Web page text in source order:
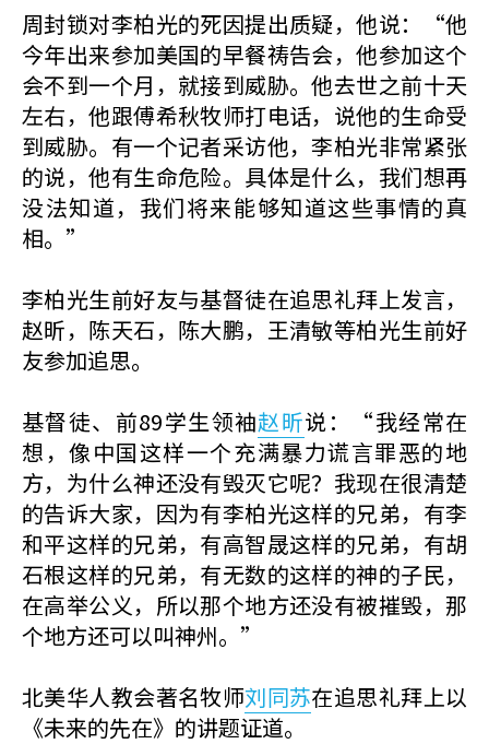
周封锁对李柏光的死因提出质疑，他说：“他
今年出来参加美国的早餐祷告会，他参加这个
会不到一个月，就接到威胁。他去世之前十天
左右，他跟傅希秋牧师打电话，说他的生命受
到威胁。有一个记者采访他，李柏光非常紧张
的说，他有生命危险。具体是什么，我们想再
没法知道，我们将来能够知道这些事情的真
相。”
李柏光生前好友与基督徒在追思礼拜上发言，
赵昕，陈天石，陈大鹏，王清敏等柏光生前好
友参加追思。
基督徒、前89学生领袖赵昕说：“我经常在
想，像中国这样一个充满暴力谎言罪恶的地
方，为什么神还没有毁灭它呢？我现在很清楚
的告诉大家，因为有李柏光这样的兄弟，有李
和平这样的兄弟，有高智晟这样的兄弟，有胡
石根这样的兄弟，有无数的这样的神的子民，
在高举公义，所以那个地方还没有被摧毁，那
个地方还可以叫神州。”
北美华人教会著名牧师刘同苏在追思礼拜上以
《未来的先在》的讲题证道。